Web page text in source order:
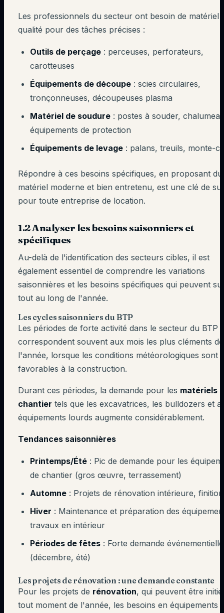
Les professionnels du secteur ont besoin de matériel
qualité pour des tâches précises :
Outils de perçage : perceuses, perforateurs,
carotteuses
Équipements de découpe : scies circulaires,
tronçonneuses, découpeuses plasma
Matériel de soudure : postes à souder,
équipements de protection
Équipements de levage : palans, treuils, monte-
Répondre à ces besoins spécifiques, en proposant du
matériel moderne et bien entretenu, est une clé de
pour toute entreprise de location.
1.2 Analyser les besoins saisonniers et
spécifiques
Au-delà de l'identification des secteurs cibles, il est
également essentiel de comprendre les variations
saisonnières et les besoins spécifiques qui peuvent
tout au long de l'année.
Les cycles saisonniers du BTP
Les périodes de forte activité dans le secteur du BTP
correspondent souvent aux mois les plus cléments de
l'année, lorsque les conditions météorologiques sont
favorables à la construction.
Durant ces périodes, la demande pour les matériels
chantier tels que les excavatrices, les bulldozers et
équipements lourds augmente considérablement.
Tendances saisonnières
Printemps/Été : Pic de demande pour les
de chantier (gros œuvre, terrassement)
Automne : Projets de rénovation intérieure,
Hiver : Maintenance et préparation des
travaux en intérieur
Périodes de fêtes : Forte demande événementielle
(décembre, été)
Les projets de rénovation : une demande constante
Pour les projets de rénovation, qui peuvent être
tout moment de l'année, les besoins en équipements